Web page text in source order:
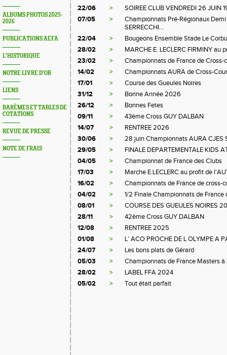
ALBUMS PHOTOS 2025-
2026
PUBLICATIONS AEFA
L'HISTORIQUE
NOTRE LIVRE D'OR
LIENS
BARÈMES ET TABLES DE
COTATIONS
REVUE DE PRESSE
NOTE DE FRAIS
22/06 >
SOIREE CLUB VENDREDI 26 JUIN
07/05
>
Championnats Pré-Régionaux
SERRECCHI...
22/04
>
Bougeons Ensemble Stade Le
28/02
>
MARCHE E. LECLERC FIRMINY au
23/02
>
Championnats de France de Cross-
14/02
>
Championnats AURA de Cross-
17/01
>
Course des Gueules Noires
31/12
>
Bonne Année 2026
26/12
>
Bonnes Fetes
09/11
>
43ème Cross GUY DALBAN
14/07
>
RENTREE 2026
30/06
>
28 juin Championnats AURA CJES
29/05
>
FINALE DEPARTEMENTALE KIDS
04/05
>
Championnat de France des Clubs
17/03
>
Marche E.LECLERC au profit de
16/02
>
Championnats de France de cross-
04/02
>
1/2 Finale Championnats de France
08/01
>
COURSE DES GUEULES NOIRES
28/11
>
42ème Cross GUY DALBAN
12/08
>
RENTREE 2025
01/08
>
L’ ACO PROCHE DE L OLYMPE A
24/07
>
Les bons plats de Gérard
05/03
>
Championnats de France Masters
28/02
>
LABEL FFA 2024
05/02
> Tout était parfait